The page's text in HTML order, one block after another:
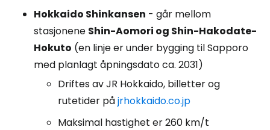
Hokkaido Shinkansen - går mellom
stasjonene Shin-Aomori og Shin-Hakodate-
Hokuto (en linje er under bygging til Sapporo
med planlagt åpningsdato ca. 2031)
Driftes av JR Hokkaido, billetter og
rutetider påjrhokkaido.co.jp
Maksimal hastighet er 260 km/t